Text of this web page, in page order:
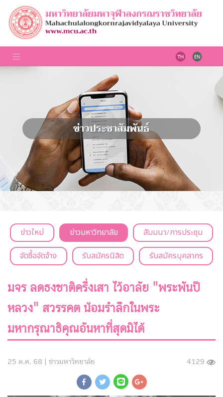
ข่าวประชาสัมพันธ์
ข่าวใหม่ ข่าวมหาวิทยาลัย
สัมมนา/การประชุม
จัดซื้อจัดจ้าง
รับสมัครนิสิต รับสมัครบุคลากร
มจร ลดธงชาติครึ่งเสา ไว้อาลัย "พระพันปี
หลวง" สวรรคต น้อมรำลึกในพระ
มหากรุณาธิคุณอันหาที่สุดมิได้
25 ต.ค. 68 | ข่าวมหาวิทยาลัย 4129